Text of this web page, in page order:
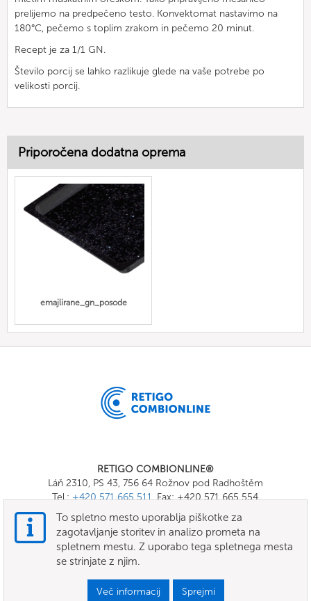
prelijemo na predpečeno testo. Konvektomat nastavimo na
180°C, pečemo s toplim zrakom in pečemo 20 minut.
Recept je za 1/1 GN.
Število porcij se lahko razlikuje glede na vaše potrebe po
velikosti porcij.
Priporočena dodatna oprema
emajlirane_gn_posode
RETIGO COMBIONLINE®
Láň 2310, PS 43, 756 64 Rožnov pod Radhoštěm
Tel.:+420 571 665 511, Fax: +420 571 665 554
info@combionline.com
OnlineMenu
POGOJI
To spletno mesto uporablja piškotke za
zagotavljanje storitev in analizo prometa na
spletnem mestu. Z uporabo tega spletnega mesta
se strinjate z njim.
Več informacij Sprejmi